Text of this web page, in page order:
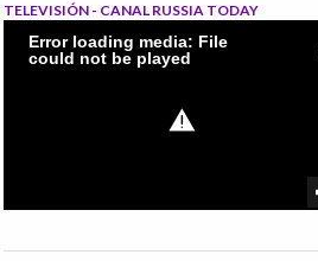
TELEVISIÓN - CANAL RUSSIA TODAY